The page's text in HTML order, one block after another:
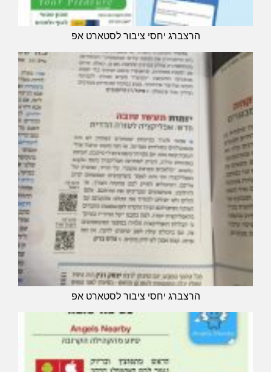
הרצברג יחסי ציבור לסטארט אפ
הרצברג יחסי ציבור לסטארט אפ